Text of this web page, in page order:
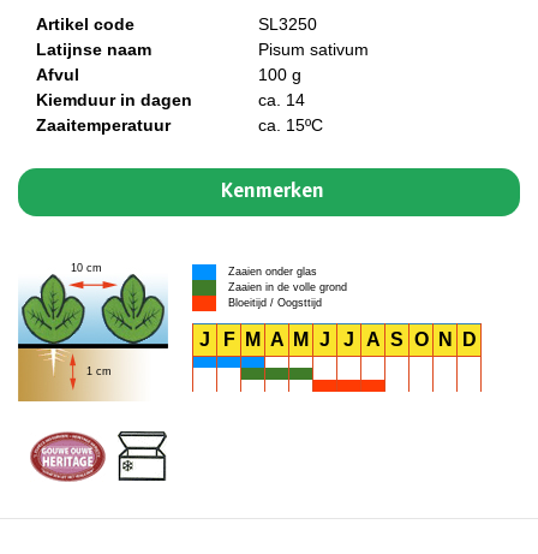
Artikel code
SL3250
Latijnse naam
Pisum sativum
Afvul
100 g
Kiemduur in dagen
ca. 14
Zaaitemperatuur
ca. 15ºC
Kenmerken
1 cm
10 cm
Zaaien onder glas
Zaaien in de volle grond
Bloeitijd / Oogsttijd
J F M A M J J A S O N D